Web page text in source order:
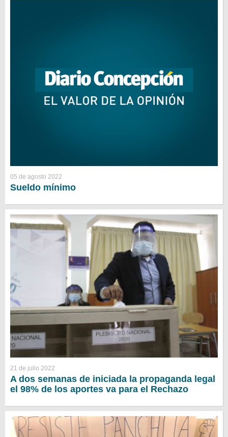
05 de agosto 2022
Sueldo mínimo
21 de julio 2022
A dos semanas de iniciada la propaganda legal
el 98% de los aportes va para el Rechazo